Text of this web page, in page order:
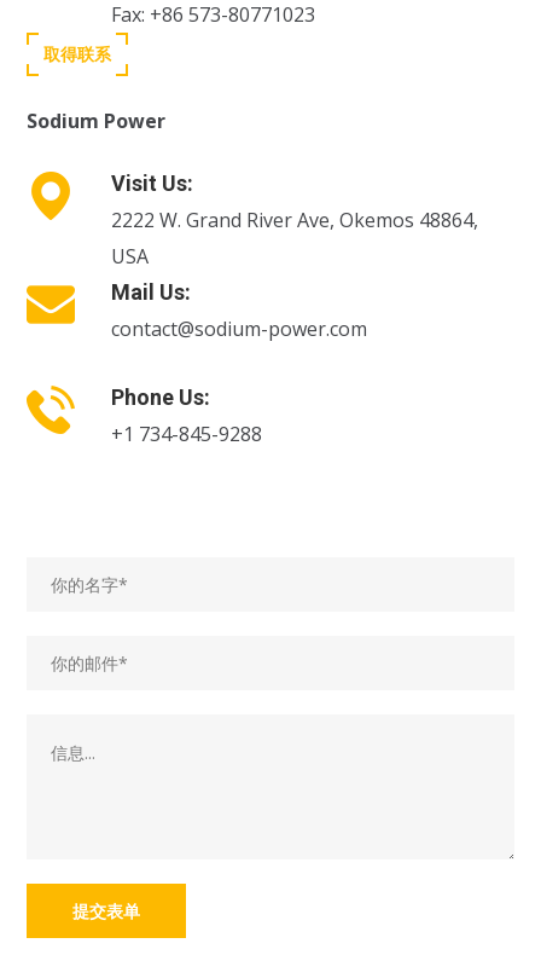
Fax: +86 573-80771023
取得联系
Sodium Power
Visit Us:
2222 W. Grand River Ave, Okemos 48864,
USA
Mail Us:
contact@sodium-power.com
Phone Us:
+1 734-845-9288